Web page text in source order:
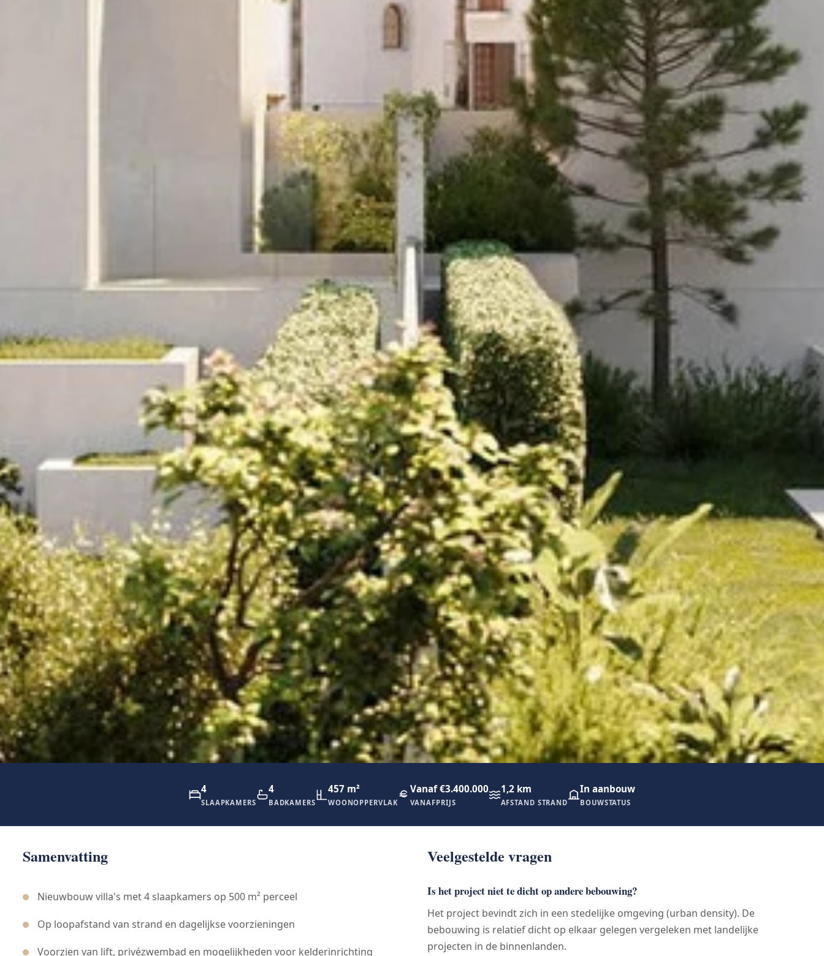
4
SLAAPKAMERS
4
BADKAMERS
457 m²
WOONOPPERVLAK
Vanaf €3.400.000
VANAFPRIJS
1,2 km
AFSTAND STRAND
In aanbouw
BOUWSTATUS
Samenvatting
Nieuwbouw villa's met 4 slaapkamers op 500 m² perceel
Op loopafstand van strand en dagelijkse voorzieningen
Voorzien van lift, privézwembad en mogelijkheden voor kelderinrichting
Veelgestelde vragen
Is het project niet te dicht op andere bebouwing?
Het project bevindt zich in een stedelijke omgeving (urban density). De
bebouwing is relatief dicht op elkaar gelegen vergeleken met landelijke
projecten in de binnenlanden.